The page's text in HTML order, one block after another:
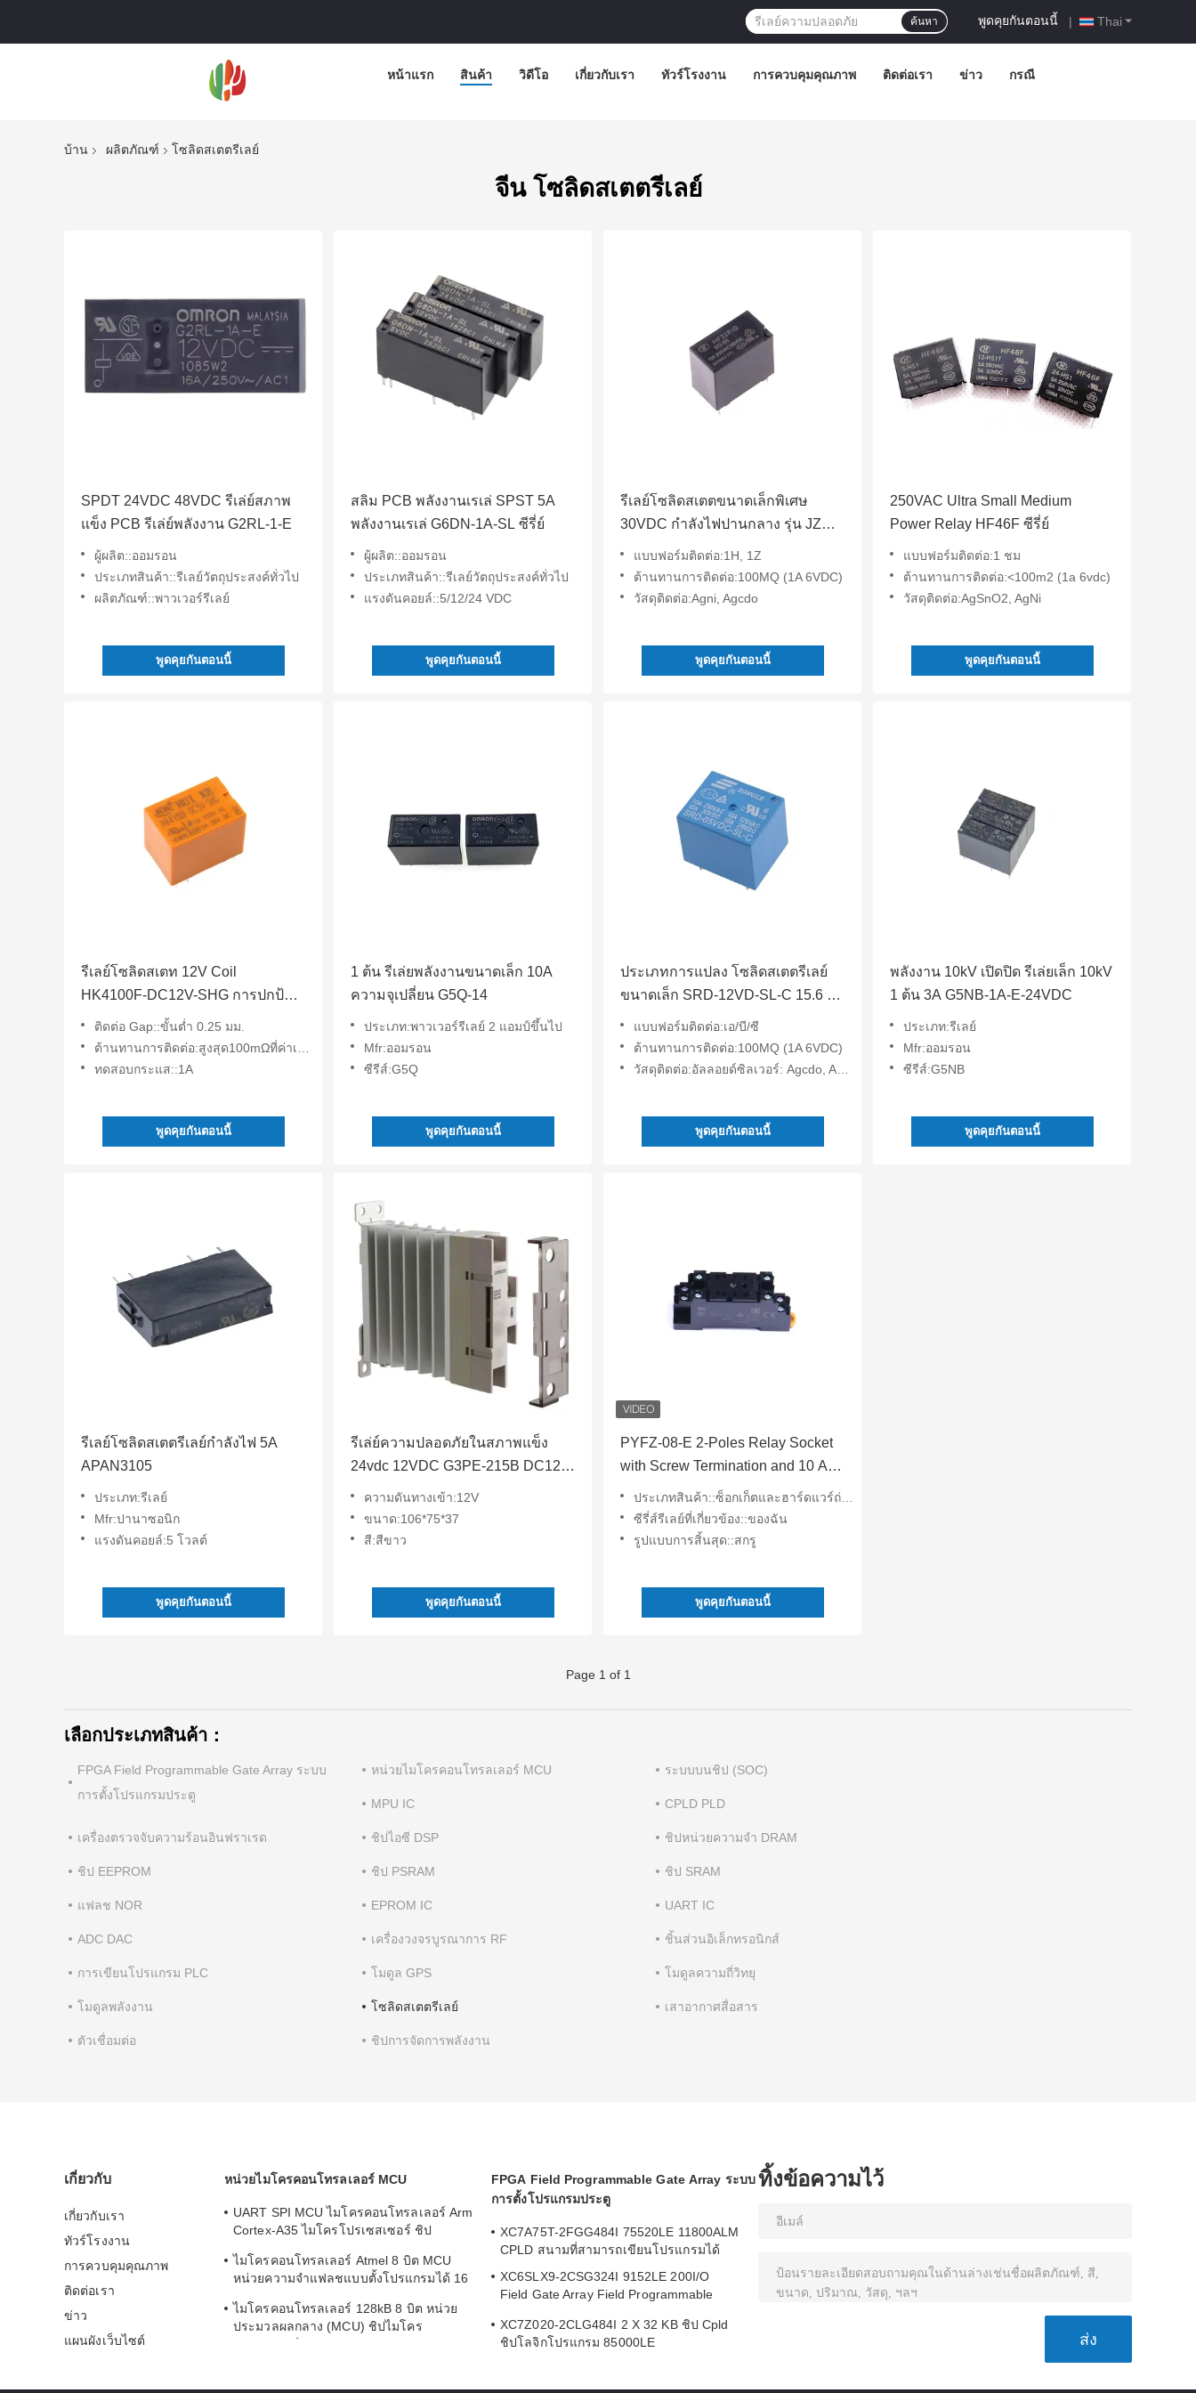
Thai
พูดคุยกันตอนนี้ |
ค้นหา
หน้าแรก สินค้า วิดีโอ เกี่ยวกับเรา ทัวร์โรงงาน การควบคุมคุณภาพ ติดต่อเรา ข่าว กรณี
บ้าน ผลิตภัณฑ์ โซลิดสเตตรีเลย์
จีน โซลิดสเตตรีเลย์
SPDT 24VDC 48VDC รีเล่ย์สภาพ
แข็ง PCB รีเล่ย์พลังงาน G2RL-1-E
ผู้ผลิต::ออมรอน
ประเภทสินค้า::รีเลย์วัตถุประสงค์ทั่วไป
ผลิตภัณฑ์::พาวเวอร์รีเลย์
พูดคุยกันตอนนี้
สลิม PCB พลังงานเรเล่ SPST 5A
พลังงานเรเล่ G6DN-1A-SL ซีรี่ย์
ผู้ผลิต::ออมรอน
ประเภทสินค้า::รีเลย์วัตถุประสงค์ทั่วไป
แรงดันคอยล์::5/12/24 VDC
พูดคุยกันตอนนี้
รีเลย์โซลิดสเตตขนาดเล็กพิเศษ
30VDC กำลังไฟปานกลาง รุ่น JZC-
32F HF32F
แบบฟอร์มติดต่อ:1H, 1Z
ต้านทานการติดต่อ:100MQ (1A 6VDC)
วัสดุติดต่อ:Agni, Agcdo
พูดคุยกันตอนนี้
250VAC Ultra Small Medium
Power Relay HF46F ซีรี่ย์
แบบฟอร์มติดต่อ:1 ชม
ต้านทานการติดต่อ:<100m2 (1a 6vdc)
วัสดุติดต่อ:AgSnO2, AgNi
พูดคุยกันตอนนี้
รีเลย์โซลิดสเตท 12V Coil
HK4100F-DC12V-SHG การปกป้อง
สิ่งแวดล้อม
ติดต่อ Gap::ขั้นต่ำ 0.25 มม.
ต้านทานการติดต่อ:สูงสุด100mΩที่ค่าเริ่มต้น
ทดสอบกระแส::1A
พูดคุยกันตอนนี้
1 ต้น รีเล่ยพลังงานขนาดเล็ก 10A
ความจุเปลี่ยน G5Q-14
ประเภท:พาวเวอร์รีเลย์ 2 แอมป์ขึ้นไป
Mfr:ออมรอน
ซีรีส์:G5Q
พูดคุยกันตอนนี้
ประเภทการแปลง โซลิดสเตตรีเลย์
ขนาดเล็ก SRD-12VD-SL-C 15.6 X
แบบฟอร์มติดต่อ:เอ/บี/ซี
ต้านทานการติดต่อ:100MQ (1A 6VDC)
วัสดุติดต่อ:อัลลอยด์ซิลเวอร์: Agcdo, Agsno2, Agni
พูดคุยกันตอนนี้
พลังงาน 10kV เปิดปิด รีเล่ยเล็ก 10kV
1 ต้น 3A G5NB-1A-E-24VDC
ประเภท:รีเลย์
Mfr:ออมรอน
ซีรีส์:G5NB
พูดคุยกันตอนนี้
รีเลย์โซลิดสเตตรีเลย์กำลังไฟ 5A
APAN3105
ประเภท:รีเลย์
Mfr:ปานาซอนิก
แรงดันคอยล์:5 โวลต์
พูดคุยกันตอนนี้
รีเล่ย์ความปลอดภัยในสภาพแข็ง
24vdc 12VDC G3PE-215B DC12-
24 DIN Rail การติดตั้ง
ความดันทางเข้า:12V
ขนาด:106*75*37
สี:สีขาว
พูดคุยกันตอนนี้
PYFZ-08-E 2-Poles Relay Socket
with Screw Termination and 10 A
Current Rating for DIN Rail
Mounting
ประเภทสินค้า::ซ็อกเก็ตและฮาร์ดแวร์ถ่ายทอด
ซีรี่ส์รีเลย์ที่เกี่ยวข้อง::ของฉัน
รูปแบบการสิ้นสุด::สกรู
พูดคุยกันตอนนี้
Page 1 of 1
เลือกประเภทสินค้า：
FPGA Field Programmable Gate Array ระบบ
การตั้งโปรแกรมประตู
หน่วยไมโครคอนโทรลเลอร์ MCU ระบบบนชิป (SOC)
MPU IC CPLD PLD
เครื่องตรวจจับความร้อนอินฟราเรด ชิปไอซี DSP ชิปหน่วยความจำ DRAM
ชิป EEPROM ชิป PSRAM ชิป SRAM
แฟลช NOR EPROM IC UART IC
ADC DAC เครื่องวงจรบูรณาการ RF ชิ้นส่วนอิเล็กทรอนิกส์
การเขียนโปรแกรม PLC โมดูล GPS โมดูลความถี่วิทยุ
โมดูลพลังงาน โซลิดสเตตรีเลย์ เสาอากาศสื่อสาร
ตัวเชื่อมต่อ ชิปการจัดการพลังงาน
เกี่ยวกับ
เกี่ยวกับเรา
ทัวร์โรงงาน
การควบคุมคุณภาพ
ติดต่อเรา
ข่าว
แผนผังเว็บไซต์
หน่วยไมโครคอนโทรลเลอร์ MCU
UART SPI MCU ไมโครคอนโทรลเลอร์ Arm
Cortex-A35 ไมโครโปรเซสเซอร์ ชิป
ไมโครคอนโทรลเลอร์ Atmel 8 บิต MCU
หน่วยความจำแฟลชแบบตั้งโปรแกรมได้ 16
ไมโครคอนโทรลเลอร์ 128kB 8 บิต หน่วย
ประมวลผลกลาง (MCU) ชิปไมโคร
FPGA Field Programmable Gate Array ระบบ
การตั้งโปรแกรมประตู
XC7A75T-2FGG484I 75520LE 11800ALM
CPLD สนามที่สามารถเขียนโปรแกรมได้
XC6SLX9-2CSG324I 9152LE 200I/O
Field Gate Array Field Programmable
XC7Z020-2CLG484I 2 X 32 KB ชิป Cpld
ชิปโลจิกโปรแกรม 85000LE
ทิ้งข้อความไว้